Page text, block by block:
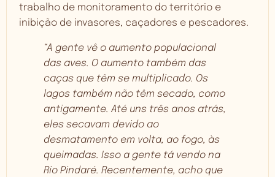
trabalho de monitoramento do território e
inibição de invasores, caçadores e pescadores.
“A gente vê o aumento populacional
das aves. O aumento também das
caças que têm se multiplicado. Os
lagos também não têm secado, como
antigamente. Até uns três anos atrás,
eles secavam devido ao
desmatamento em volta, ao fogo, às
queimadas. Isso a gente tá vendo na
Rio Pindaré. Recentemente, acho que